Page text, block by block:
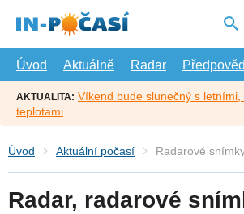
hlavní
Úvod
Aktuálně Radar
AKTUALITA: Víkend bude slunečný s
teplotami
Úvod Aktuální počasí Radarové
Radar, radarové